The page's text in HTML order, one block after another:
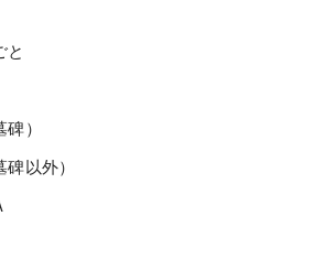
と
）
以外）